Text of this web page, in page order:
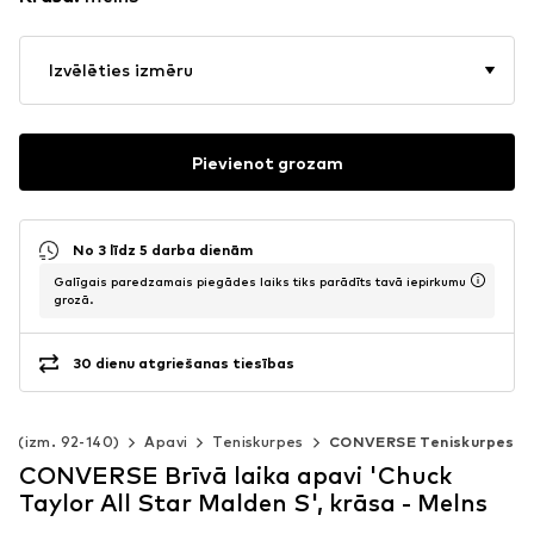
Izvēlēties izmēru
Pievienot grozam
No 3 līdz 5 darba dienām
Galīgais paredzamais piegādes laiks tiks parādīts tavā iepirkumu
grozā.
30 dienu atgriešanas tiesības
(izm. 92-140) Apavi Teniskurpes CONVERSE Teniskurpes
CONVERSE Brīvā laika apavi 'Chuck
Taylor All Star Malden S', krāsa - Melns